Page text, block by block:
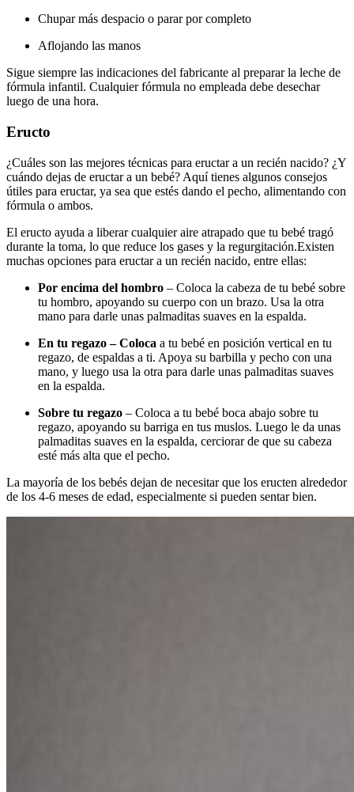
Chupar más despacio o parar por completo
Aflojando las manos
Sigue siempre las indicaciones del fabricante al preparar la leche de
fórmula infantil. Cualquier fórmula no empleada debe desechar
luego de una hora.
Eructo
¿Cuáles son las mejores técnicas para eructar a un recién nacido? ¿Y
cuándo dejas de eructar a un bebé? Aquí tienes algunos consejos
útiles para eructar, ya sea que estés dando el pecho, alimentando con
fórmula o ambos.
El eructo ayuda a liberar cualquier aire atrapado que tu bebé tragó
durante la toma, lo que reduce los gases y la regurgitación.Existen
muchas opciones para eructar a un recién nacido, entre ellas:
Por encima del hombro – Coloca la cabeza de tu bebé sobre
tu hombro, apoyando su cuerpo con un brazo. Usa la otra
mano para darle unas palmaditas suaves en la espalda.
En tu regazo – Coloca a tu bebé en posición vertical en tu
regazo, de espaldas a ti. Apoya su barbilla y pecho con una
mano, y luego usa la otra para darle unas palmaditas suaves
en la espalda.
Sobre tu regazo – Coloca a tu bebé boca abajo sobre tu
regazo, apoyando su barriga en tus muslos. Luego le da unas
palmaditas suaves en la espalda, cerciorar de que su cabeza
esté más alta que el pecho.
La mayoría de los bebés dejan de necesitar que los eructen alrededor
de los 4-6 meses de edad, especialmente si pueden sentar bien.